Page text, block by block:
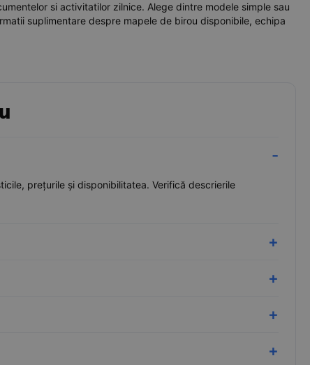
si activitatilor zilnice. Alege dintre modele simple sau
suplimentare despre mapele de birou disponibile, echipa
prețurile și disponibilitatea. Verifică descrierile